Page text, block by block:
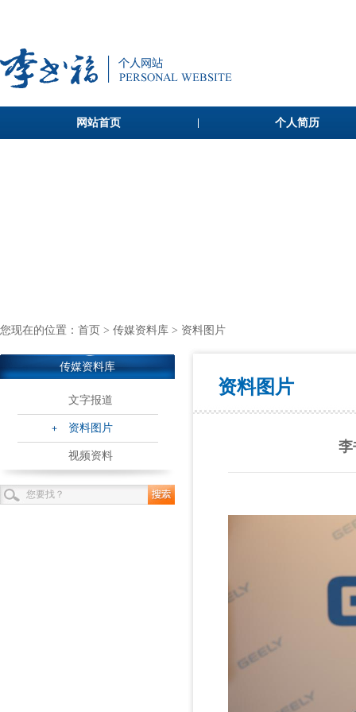
网站首页 个人简历
您现在的位置： 首页 > 传媒资料库 > 资料图片
传媒资料库
文字报道
资料图片
视频资料
资料图片
李